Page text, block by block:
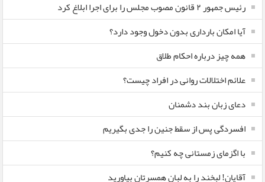
رئیس جمهور ۲ قانون مصوب مجلس را برای اجرا ابلاغ کرد
آیا امکان بارداری بدون دخول وجود دارد؟
همه چیز درباره احکام طلاق
علائم اختلالات روانی در افراد چیست؟
دعای زبان بند دشمنان
افسردگی پس از سقط جنین را جدی بگیریم
با اگزمای زمستانی چه کنیم؟
آقایان! لبخند را به لبان همسرتان بیاورید